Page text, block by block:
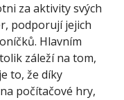
za aktivity svých
podporují jejich
Hlavním
záleží na tom,
to, že díky
počítačové hry,